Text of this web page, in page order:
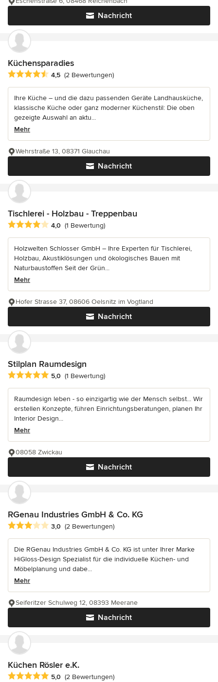
Nachricht
Küchensparadies
Durchschnittliche Bewertung: 4.5 von 5 Sternen
4,5 (2 Bewertungen)
Ihre Küche – und die dazu passenden Geräte Landhausküche,
klassische Küche oder ganz moderner Küchenstil: Die oben
gezeigte Auswahl an aktu...
Mehr
Nachricht
Wehrstraße 13, 08371 Glauchau
Tischlerei - Holzbau - Treppenbau
Durchschnittliche Bewertung: 4 von 5 Sternen
4,0 (1 Bewertung)
Holzwelten Schlosser GmbH – Ihre Experten für Tischlerei,
Holzbau, Akustiklösungen und ökologisches Bauen mit
Naturbaustoffen Seit der Grün...
Mehr
Nachricht
Hofer Strasse 37, 08606 Oelsnitz im Vogtland
Stilplan Raumdesign
Durchschnittliche Bewertung: 5 von 5 Sternen
5,0 (1 Bewertung)
Raumdesign leben - so einzigartig wie der Mensch selbst... Wir
erstellen Konzepte, führen Einrichtungsberatungen, planen Ihr
Interior Design...
Mehr
Nachricht
08058 Zwickau
RGenau Industries GmbH & Co. KG
Durchschnittliche Bewertung: 3 von 5 Sternen
3,0 (2 Bewertungen)
Die RGenau Industries GmbH & Co. KG ist unter Ihrer Marke
HiGloss-Design Spezialist für die individuelle Küchen- und
Möbelplanung und dabe...
Mehr
Nachricht
Seiferitzer Schulweg 12, 08393 Meerane
Küchen Rösler e.K.
Durchschnittliche Bewertung: 5 von 5 Sternen
5,0 (2 Bewertungen)